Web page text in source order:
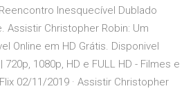
Inesquecível Dublado
Assistir Christopher Robin: Um
Online em HD Grátis. Disponivel
1080p, HD e FULL HD - Filmes e
02/11/2019 · Assistir Christopher